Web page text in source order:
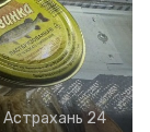
Астрахань 24